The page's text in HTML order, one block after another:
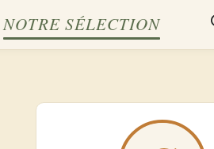
NOTRE SÉLECTION